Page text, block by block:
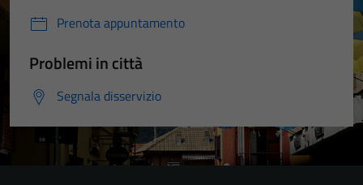
Prenota appuntamento
Problemi in città
Segnala disservizio